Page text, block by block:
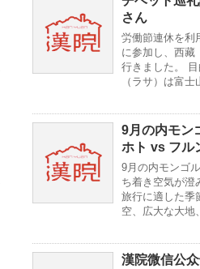
さん
労働節連休を利
に参加し、西藏
行きました。
（ラサ）は富士
9月の内モン
ホト vs フル
9月の内モンゴ
ち着き空気が澄
旅行に適した季
空、広大な大地
漢院微信公